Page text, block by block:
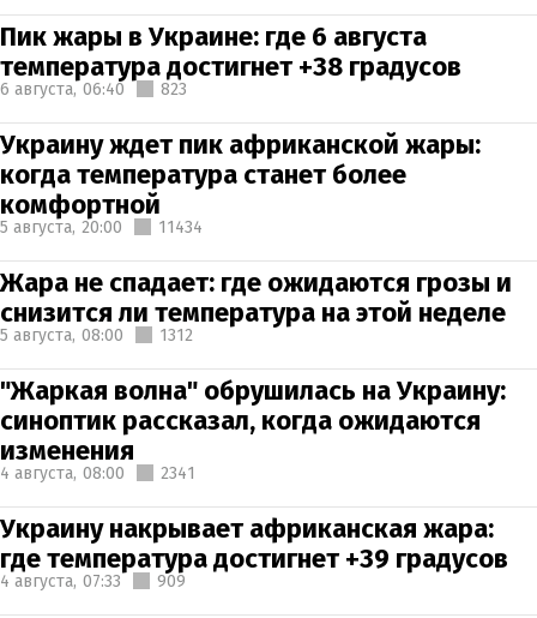
Пик жары в Украине: где 6 августа
температура достигнет +38 градусов
6 августа, 06:40 823
Украину ждет пик африканской жары:
когда температура станет более
комфортной
5 августа, 20:00 11434
Жара не спадает: где ожидаются грозы и
снизится ли температура на этой неделе
5 августа, 08:00 1312
"Жаркая волна" обрушилась на Украину:
синоптик рассказал, когда ожидаются
изменения
4 августа, 08:00 2341
Украину накрывает африканская жара:
где температура достигнет +39 градусов
4 августа, 07:33 909